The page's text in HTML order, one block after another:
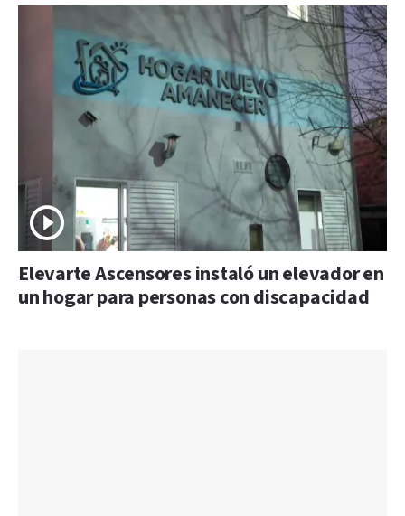
Elevarte Ascensores instaló un elevador en
un hogar para personas con discapacidad